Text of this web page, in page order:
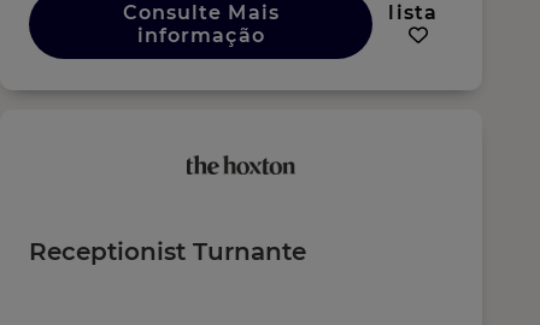
Consulte Mais
informação
lista
Receptionist Turnante